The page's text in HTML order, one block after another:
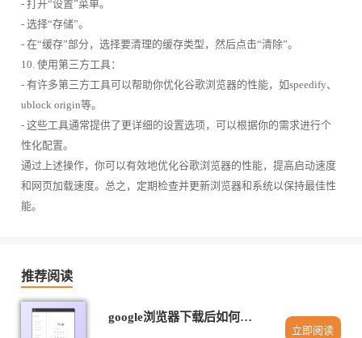
- 打开“设置”菜单。
- 选择“存储”。
- 在“缓存”部分，选择要清理的缓存类型，然后点击“清除”。
10. 使用第三方工具：
- 有许多第三方工具可以帮助你优化谷歌浏览器的性能，如speedify、
ublock origin等。
- 这些工具通常提供了更详细的设置选项，可以根据你的需求进行个
性化配置。
通过上述操作，你可以有效地优化谷歌浏览器的性能，提高启动速度
和网页加载速度。总之，定期检查并更新浏览器和系统以保持最佳性
能。
推荐阅读
google浏览器下载后如何进行网页内容高亮
立即阅读